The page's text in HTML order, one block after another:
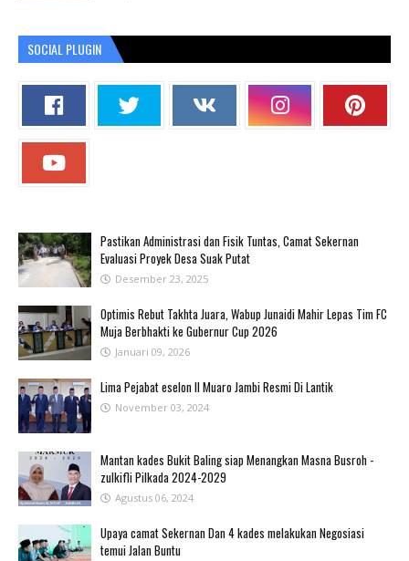
SOCIAL PLUGIN
Pastikan Administrasi dan Fisik Tuntas, Camat Sekernan
Evaluasi Proyek Desa Suak Putat
Desember 23, 2025
Optimis Rebut Takhta Juara, Wabup Junaidi Mahir Lepas Tim FC
Muja Berbhakti ke Gubernur Cup 2026
Januari 09, 2026
Lima Pejabat eselon II Muaro Jambi Resmi Di Lantik
November 03, 2024
Mantan kades Bukit Baling siap Menangkan Masna Busroh -
zulkifli Pilkada 2024-2029
Agustus 06, 2024
Upaya camat Sekernan Dan 4 kades melakukan Negosiasi
temui Jalan Buntu